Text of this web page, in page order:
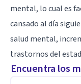
mental, lo cual es
cansado al día
salud mental,
trastornos del
Encuentra los